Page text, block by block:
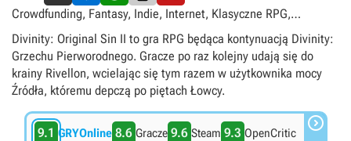
Crowdfunding, Fantasy, Indie, Internet, Klasyczne RPG,
Kooperacja, LAN, Multiplayer, Na 2 osoby, Podzielony/wspólny
ekran, Romanse, Singleplayer, Turowe, Widok izometryczny,
singleplayer, multiplayer
Divinity: Original Sin II to gra RPG będąca kontynuacją Divinity:
Grzechu Pierworodnego. Gracze po raz kolejny udają się do
krainy Rivellon, wcielając się tym razem w użytkownika mocy
Źródła, któremu depczą po piętach Łowcy.
9.1 GRYOnline 8.6 Gracze 9.6 Steam 9.3 OpenCritic 